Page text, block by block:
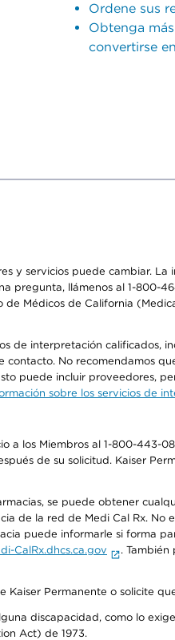
Ordene sus
Obtenga
convertirse
y servicios puede cambiar.
pregunta, llámenos al 1-800-
de Médicos de California
de interpretación calificados,
No recomendamos
puede incluir proveedores,
sobre los servicios de
los Miembros al 1-800-443-
de su solicitud. Kaiser
se puede obtener
de la red de Medi Cal Rx. No
puede informarle si forma
CalRx.dhcs.ca.gov
.
Permanente o solicite
discapacidad, como lo
Act) de 1973.